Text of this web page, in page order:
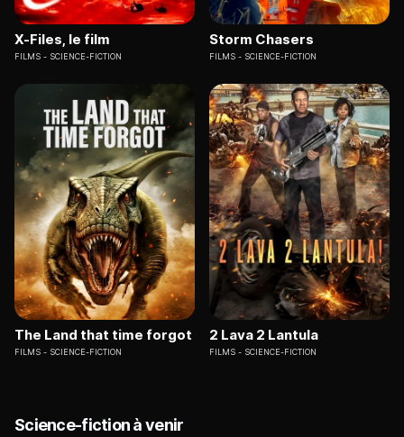
X-Files, le film
FILMS SCIENCE-FICTION
Storm Chasers
FILMS SCIENCE-FICTION
The Land that time forgot
FILMS SCIENCE-FICTION
2 Lava 2 Lantula
FILMS SCIENCE-FICTION
Science-fiction à venir